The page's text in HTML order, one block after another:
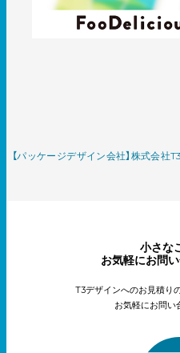
【パッケージデザイン会社】株式会社
小さな
お気軽にお問
T3デザインへのお見積り
お気軽にお問い